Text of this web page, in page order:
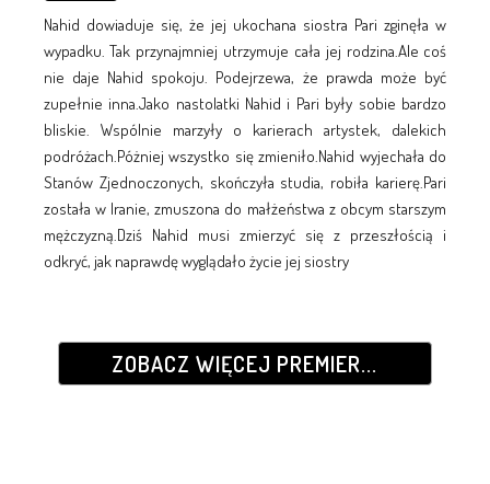
Nahid dowiaduje się, że jej ukochana siostra Pari zginęła w
wypadku. Tak przynajmniej utrzymuje cała jej rodzina.Ale coś
nie daje Nahid spokoju. Podejrzewa, że prawda może być
zupełnie inna.Jako nastolatki Nahid i Pari były sobie bardzo
bliskie. Wspólnie marzyły o karierach artystek, dalekich
podróżach.Póżniej wszystko się zmieniło.Nahid wyjechała do
Stanów Zjednoczonych, skończyła studia, robiła karierę.Pari
została w Iranie, zmuszona do małżeństwa z obcym starszym
mężczyzną.Dziś Nahid musi zmierzyć się z przeszłością i
odkryć, jak naprawdę wyglądało życie jej siostry
ZOBACZ WIĘCEJ PREMIER...